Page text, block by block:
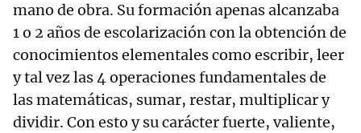
mano de obra. Su formación apenas alcanzaba
1 o 2 años de escolarización con la obtención de
conocimientos elementales como escribir, leer
y tal vez las 4 operaciones fundamentales de
las matemáticas, sumar, restar, multiplicar y
dividir. Con esto y su carácter fuerte, valiente,